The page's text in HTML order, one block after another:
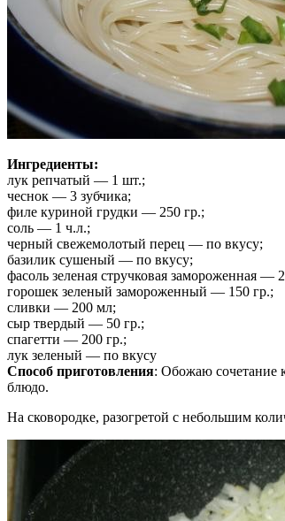
Ингредиенты:
лук репчатый — 1 шт.;
чеснок — 3 зубчика;
филе куриной грудки — 250 гр.;
соль — 1 ч.л.;
черный свежемолотый перец — по вкусу;
базилик сушеный — по вкусу;
фасоль зеленая стручковая замороженная —
горошек зеленый замороженный — 150 гр.;
сливки — 200 мл;
сыр твердый — 50 гр.;
спагетти — 200 гр.;
лук зеленый — по вкусу
Способ приготовления: Обожаю сочетание
блюдо.
На сковородке, разогретой с небольшим